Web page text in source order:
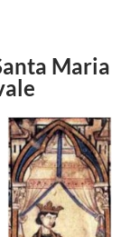
Maria